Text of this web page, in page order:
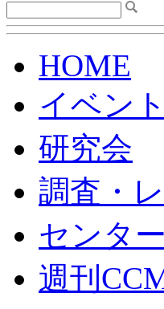
HOME
イベント
研究会
調査・
センタ
週刊